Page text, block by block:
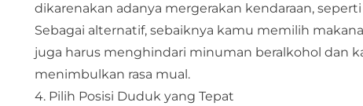
dikarenakan adanya mergerakan kendaraan,
Sebagai alternatif, sebaiknya kamu memilih
juga harus menghindari minuman beralkohol dan
menimbulkan rasa mual.
4. Pilih Posisi Duduk yang Tepat